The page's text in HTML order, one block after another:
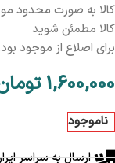
کالا به صورت محدود
کالا مطمئن شوید
برای اصلاع از موجود
1,600,000
ناموجود
ارسال به سراسر